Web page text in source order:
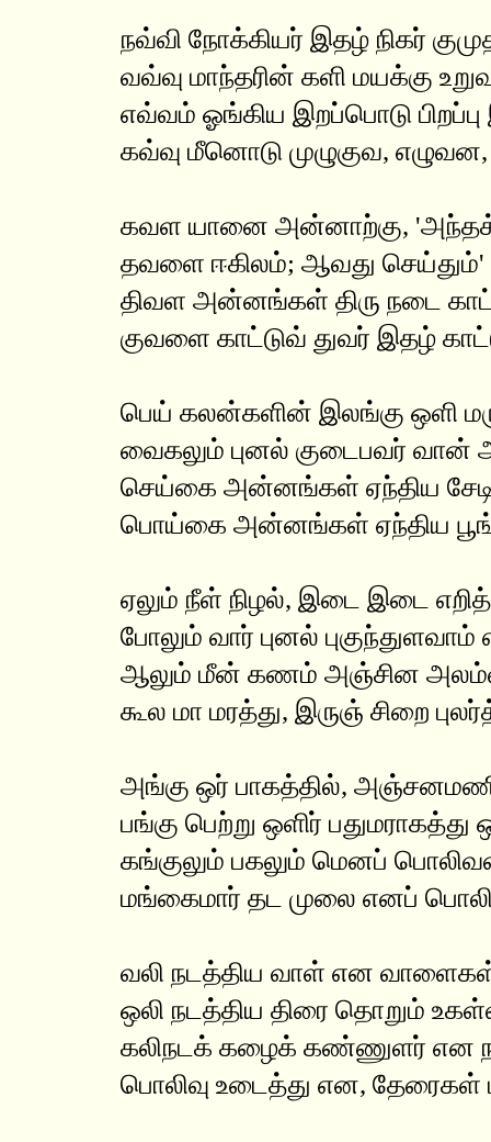
நவ்வி நோக்கியர் இதழ் நிகர்
வவ்வு மாந்தரின் களி மயக்கு
எவ்வம் ஓங்கிய இறப்பொடு
கவ்வு மீனொடு முழுகுவ,
கவள யானை அன்னாற்கு, 'அந்தக்
தவளை ஈகிலம்; ஆவது செய்தும்'
திவள அன்னங்கள் திரு நடை
குவளை காட்டுவ் துவர் இதழ்
பெய் கலன்களின் இலங்கு ஒளி
வைகலும் புனல் குடைபவர் வான்
செய்கை அன்னங்கள் ஏந்திய
பொய்கை அன்னங்கள் ஏந்திய
ஏலும் நீள் நிழல், இடை இடை
போலும் வார் புனல்
ஆலும் மீன் கணம் அஞ்சின
கூல மா மரத்து, இருஞ் சிறை
அங்கு ஒர் பாகத்தில்,
பங்கு பெற்று ஒளிர் பதுமராகத்து
கங்குலும் பகலும் மெனப்
மங்கைமார் தட முலை எனப்
வலி நடத்திய வாள் என
ஒலி நடத்திய திரை தொறும்
கலிநடக் கழைக் கண்ணுளர் என
பொலிவு உடைத்து என, தேரைகள்